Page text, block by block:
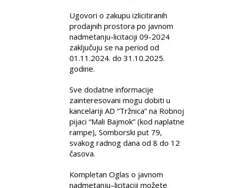
Ugovori o zakupu izlicitiranih
prodajnih prostora po javnom
nadmetanju-licitaciji 09-2024
zaključuju se na period od
01.11.2024. do 31.10.2025.
godine.
Sve dodatne informacije
zainteresovani mogu dobiti u
kancelariji AD “Tržnica” na Robnoj
pijaci “Mali Bajmok” (kod naplatne
rampe), Somborski put 79,
svakog radnog dana od 8 do 12
časova.
Кompletan Oglas o javnom
nadmetanju–licitaciji možete